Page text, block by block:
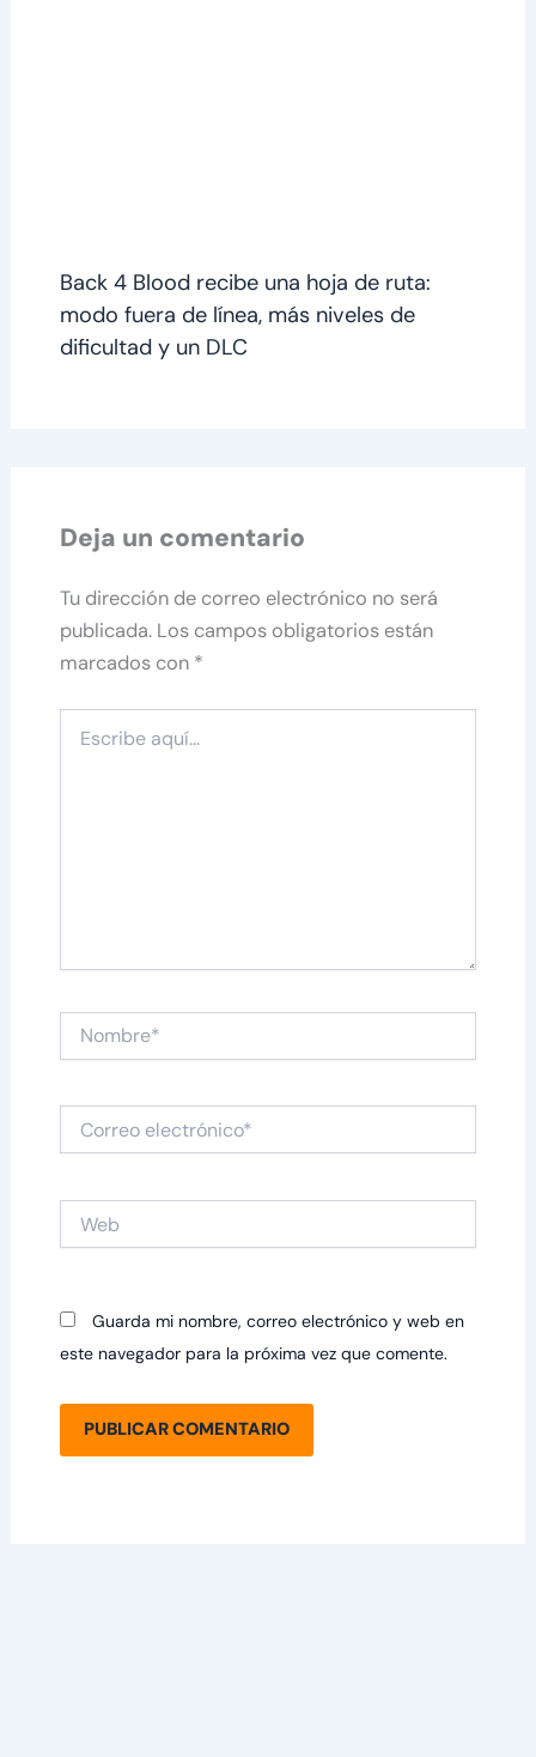
Back 4 Blood recibe una hoja de ruta:
modo fuera de línea, más niveles de
dificultad y un DLC
Deja un comentario
Tu dirección de correo electrónico no será
publicada. Los campos obligatorios están
marcados con *
aquí...
Nombre*
electrónico*
Guarda mi nombre, correo electrónico y web en
este navegador para la próxima vez que comente.